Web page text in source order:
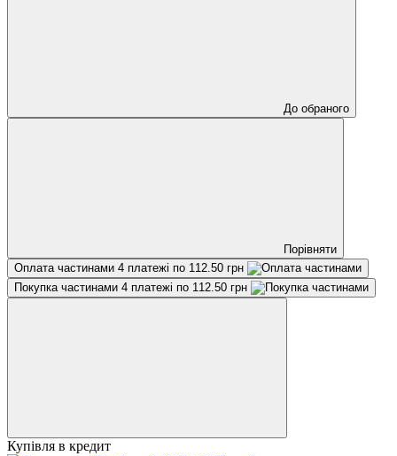
До обраного
Порівняти
Оплата частинами 4 платежі по 112.50 грн
Покупка частинами 4 платежі по 112.50 грн
Купівля в кредит